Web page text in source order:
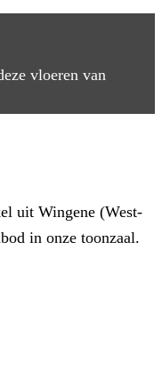
vloeren van
uit Wingene (West-
in onze toonzaal.